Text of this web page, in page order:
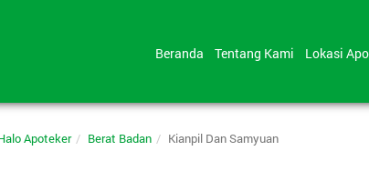
Beranda Tentang Kami Lokasi
Apoteker Berat Badan Kianpil Dan Samyuan